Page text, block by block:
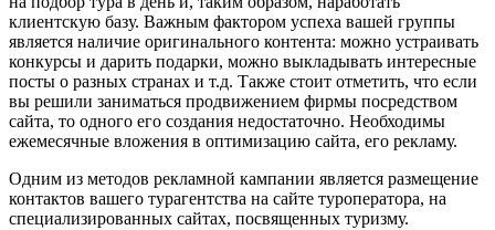
клиентскую базу. Важным фактором успеха вашей группы
является наличие оригинального контента: можно устраивать
конкурсы и дарить подарки, можно выкладывать интересные
посты о разных странах и т.д. Также стоит отметить, что если
вы решили заниматься продвижением фирмы посредством
сайта, то одного его создания недостаточно. Необходимы
ежемесячные вложения в оптимизацию сайта, его рекламу.
Одним из методов рекламной кампании является размещение
контактов вашего турагентства на сайте туроператора, на
специализированных сайтах, посвященных туризму.